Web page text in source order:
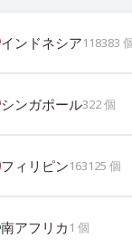
インドネシア118383
シンガポール322個
フィリピン163125 個
南アフリカ 1 個